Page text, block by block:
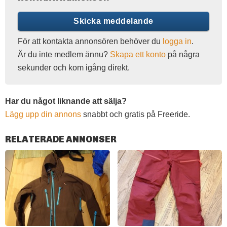
Skicka meddelande
För att kontakta annonsören behöver du logga in.
Är du inte medlem ännu? Skapa ett konto på några
sekunder och kom igång direkt.
Har du något liknande att sälja?
Lägg upp din annons snabbt och gratis på Freeride.
RELATERADE ANNONSER